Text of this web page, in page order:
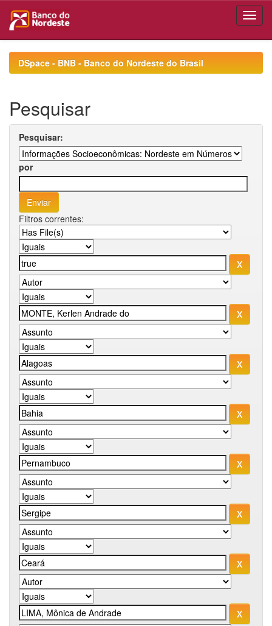
navigationDSpace - BNB - Banco do Nordeste do Brasil
Pesquisar
Pesquisar:
por
Filtros correntes: